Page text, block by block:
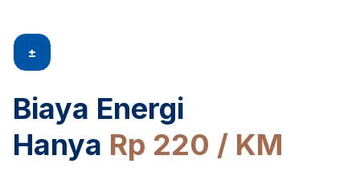
±
Biaya Energi
Hanya Rp 220 / KM